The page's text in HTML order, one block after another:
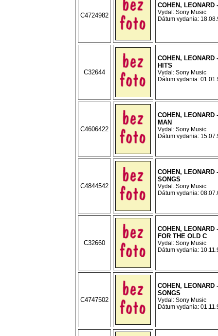
C4724982
COHEN, LEONARD
Vydal: Sony Music
Dátum vydania:
C32644
COHEN, LEONARD
HITS
Vydal: Sony Music
Dátum vydania:
C4606422
COHEN, LEONARD
MAN
Vydal: Sony Music
Dátum vydania:
C4844542
COHEN, LEONARD
SONGS
Vydal: Sony Music
Dátum vydania:
C32660
COHEN, LEONARD
FOR THE OLD C
Vydal: Sony Music
Dátum vydania:
C4747502
COHEN, LEONARD
SONGS
Vydal: Sony Music
Dátum vydania: